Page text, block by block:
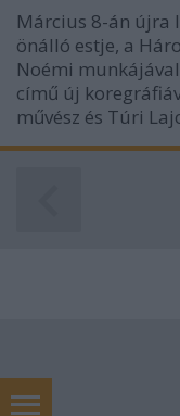
Március 8-án újra
önálló estje, a
Noémi
című új
művész és Túri